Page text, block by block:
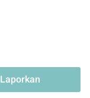
Laporkan